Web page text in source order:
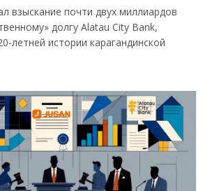
взыскание почти двух миллиардов
долгу Alatau City Bank,
летней истории карагандинской